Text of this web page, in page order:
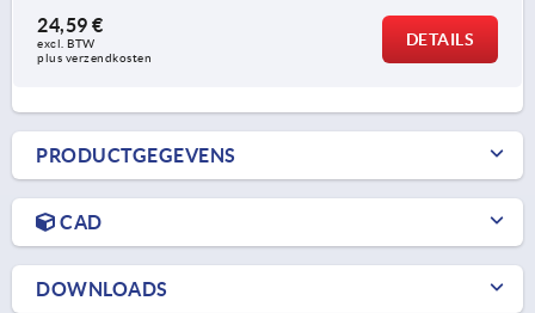
24,59 €
excl. BTW
plus verzendkosten
DETAILS
PRODUCTGEGEVENS
CAD
DOWNLOADS